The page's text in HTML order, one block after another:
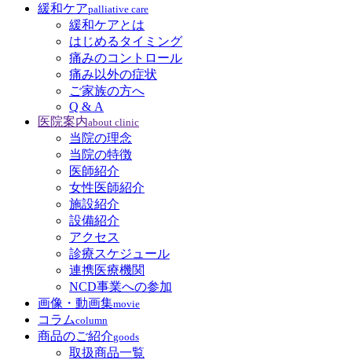
緩和ケアpalliative care
緩和ケアとは
はじめるタイミング
痛みのコントロール
痛み以外の症状
ご家族の方へ
Q & A
医院案内about clinic
当院の理念
当院の特徴
医師紹介
女性医師紹介
施設紹介
設備紹介
アクセス
診療スケジュール
連携医療機関
NCD事業への参加
画像・動画集movie
コラムcolumn
商品のご紹介goods
取扱商品一覧